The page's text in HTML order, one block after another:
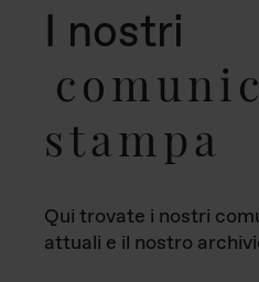
I nostri
stampa
Qui trovate i nostri
attuali e il nostro